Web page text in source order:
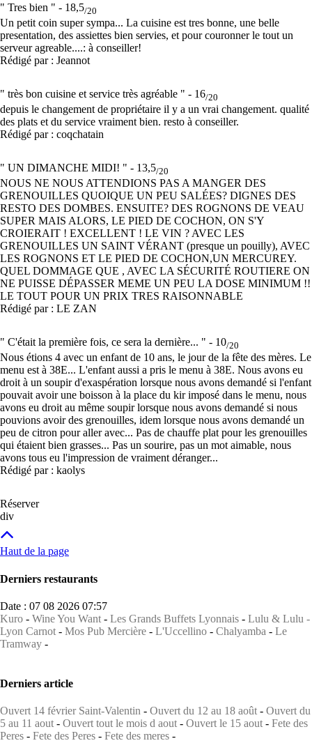
" Tres bien " - 18,5/20
Un petit coin super sympa... La cuisine est tres bonne, une belle
presentation, des assiettes bien servies, et pour couronner le tout un
serveur agreable....: à conseiller!
Rédigé par : Jeannot
" très bon cuisine et service très agréable " - 16/20
depuis le changement de propriétaire il y a un vrai changement. qualité
des plats et du service vraiment bien. resto à conseiller.
Rédigé par : coqchatain
" UN DIMANCHE MIDI! " - 13,5/20
NOUS NE NOUS ATTENDIONS PAS A MANGER DES
GRENOUILLES QUOIQUE UN PEU SALÉES? DIGNES DES
RESTO DES DOMBES. ENSUITE? DES ROGNONS DE VEAU
SUPER MAIS ALORS, LE PIED DE COCHON, ON S'Y
CROIERAIT ! EXCELLENT ! LE VIN ? AVEC LES
GRENOUILLES UN SAINT VÉRANT (presque un pouilly), AVEC
LES ROGNONS ET LE PIED DE COCHON,UN MERCUREY.
QUEL DOMMAGE QUE , AVEC LA SÉCURITÉ ROUTIERE ON
NE PUISSE DÉPASSER MEME UN PEU LA DOSE MINIMUM !!
LE TOUT POUR UN PRIX TRES RAISONNABLE
Rédigé par : LE ZAN
" C'était la première fois, ce sera la dernière... " - 10/20
Nous étions 4 avec un enfant de 10 ans, le jour de la fête des mères. Le
menu est à 38E... L'enfant aussi a pris le menu à 38E. Nous avons eu
droit à un soupir d'exaspération lorsque nous avons demandé si l'enfant
pouvait avoir une boisson à la place du kir imposé dans le menu, nous
avons eu droit au même soupir lorsque nous avons demandé si nous
pouvions avoir des grenouilles, idem lorsque nous avons demandé un
peu de citron pour aller avec... Pas de chauffe plat pour les grenouilles
qui étaient bien grasses... Pas un sourire, pas un mot aimable, nous
avons tous eu l'impression de vraiment déranger...
Rédigé par : kaolys
Réserver
div
Haut de la page
Derniers restaurants
Date : 07 08 2026 07:57
Kuro - Wine You Want - Les Grands Buffets Lyonnais - Lulu & Lulu -
Lyon Carnot - Mos Pub Mercière - L'Uccellino - Chalyamba - Le
Tramway -
Derniers article
Ouvert 14 février Saint-Valentin - Ouvert du 12 au 18 août- Ouvert du
5 au 11 aout- Ouvert tout le mois d aout- Ouvert le 15 aout- Fete des
Peres - Fete des Peres - Fete des meres -